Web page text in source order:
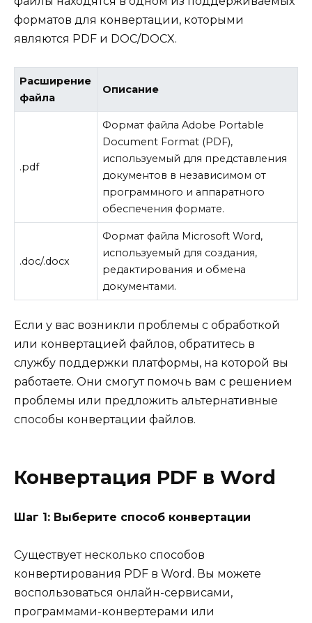
форматов для конвертации, которыми
являются PDF и DOC/DOCX.
Расширение
файла
Описание
.pdf
Формат файла Adobe Portable
Document Format (PDF),
используемый для представления
документов в независимом от
программного и аппаратного
обеспечения формате.
.doc/.docx
Формат файла Microsoft Word,
используемый для создания,
редактирования и обмена
документами.
Если у вас возникли проблемы с обработкой
или конвертацией файлов, обратитесь в
службу поддержки платформы, на которой вы
работаете. Они смогут помочь вам с решением
проблемы или предложить альтернативные
способы конвертации файлов.
Конвертация PDF в Word
Шаг 1: Выберите способ конвертации
Существует несколько способов
конвертирования PDF в Word. Вы можете
воспользоваться онлайн-сервисами,
программами-конвертерами или